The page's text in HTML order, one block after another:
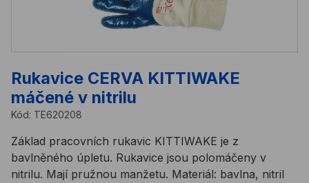
Rukavice CERVA KITTIWAKE
máčené v nitrilu
Kód: TE620208
Základ pracovních rukavic KITTIWAKE je z
bavlněného úpletu. Rukavice jsou polomáčeny v
nitrilu. Mají pružnou manžetu. Materiál: bavlna, nitril